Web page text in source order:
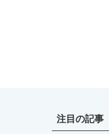
注目の記事